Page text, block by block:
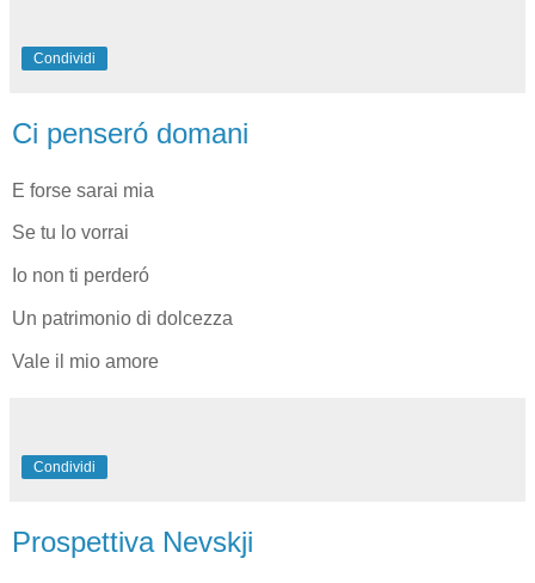
Condividi
Ci penseró domani
E forse sarai mia
Se tu lo vorrai
Io non ti perderó
Un patrimonio di dolcezza
Vale il mio amore
Condividi
Prospettiva Nevskji